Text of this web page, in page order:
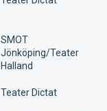
SMOT
Jönköping/Teater
Halland
Teater Dictat